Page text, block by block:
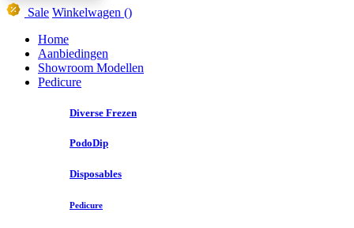
Sale Winkelwagen ()
Home
Aanbiedingen
Showroom Modellen
Pedicure
Diverse Frezen
PodoDip
Disposables
Pedicure